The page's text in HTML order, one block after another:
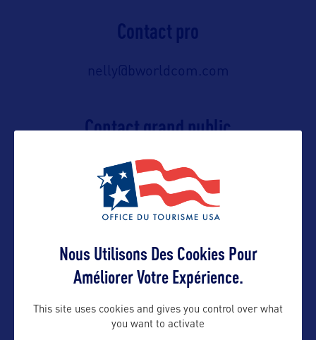
Contact pro
nelly@bworldcom.com
Contact grand public
nelly@bworldcom.com
Suivre
Nous Utilisons Des Cookies Pour
Améliorer Votre Expérience.
This site uses cookies and gives you control over what
you want to activate